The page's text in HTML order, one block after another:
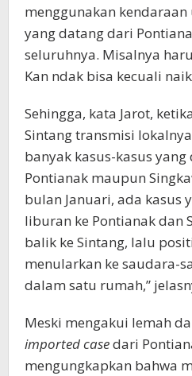
menggunakan
yang datang dari
seluruhnya. Misalnya
Kan ndak bisa kecuali
Sehingga, kata Jarot,
Sintang transmisi
banyak kasus-kasus
Pontianak maupun
bulan Januari, ada kasus
liburan ke Pontianak dan
balik ke Sintang, lalu
menularkan ke saudara-
dalam satu rumah,”
Meski mengakui lemah
imported casedari
mengungkapkan bahwa